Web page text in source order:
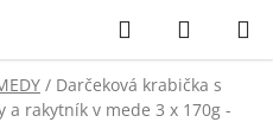
Hľadať
KOŠÍK
/ Darčeková krabička s
rakytník v mede 3 x 170g -